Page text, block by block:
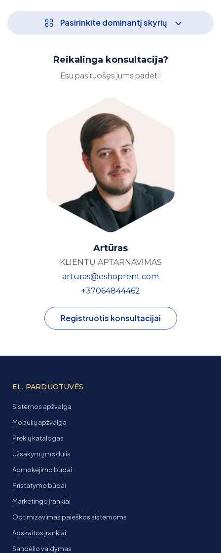
Pasirinkite dominantį skyrių
Reikalinga konsultacija?
Esu pasiruošęs jums padėti!
Artūras
KLIENTŲ APTARNAVIMAS
arturas@eshoprent.com
+37064844462
Registruotis konsultacijai
EL. PARDUOTUVĖS
Sistemos apžvalga
Modulių apžvalga
Prekių katalogas
Užsakymų modulis
Apmokėjimo būdai
Pristatymo būdai
Marketingo įrankiai
Optimizavimas paieškos sistemoms
Apskaitos įrankiai
Sandėlio valdymas